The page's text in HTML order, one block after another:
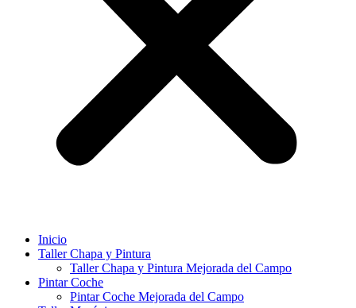
Inicio
Taller Chapa y Pintura
Taller Chapa y Pintura Mejorada del Campo
Pintar Coche
Pintar Coche Mejorada del Campo